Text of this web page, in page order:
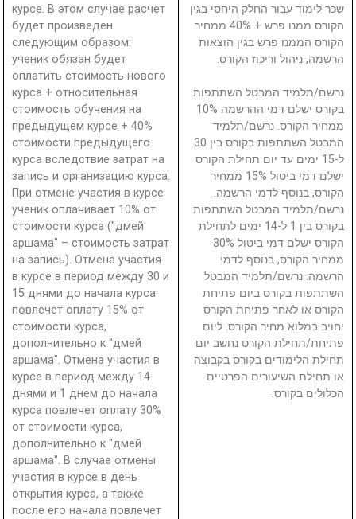
курсе. В этом случае расчет
будет произведен
следующим образом:
ученик обязан будет
оплатить стоимость нового
курса + относительная
стоимость обучения на
предыдущем курсе + 40%
стоимости предыдущего
курса вследствие затрат на
запись и организацию курса.
При отмене участия в курсе
ученик оплачивает 10% от
стоимости курса ("дмей
аршама" – стоимость затрат
на запись). Отмена участия
в курсе в период между 30 и
15 днями до начала курса
повлечет оплату 15% от
стоимости курса,
дополнительно к "дмей
аршама". Отмена участия в
курсе в период между 14
днями и 1 днем до начала
курса повлечет оплату 30%
от стоимости курса,
дополнительно к "дмей
аршама". В случае отмены
участия в курсе в день
открытия курса, а также
после его начала повлечет
שכר לימוד עבור החלק היחסי בגין
הקורס ממנו פרש + 40% ממחיר
הקורס הממנו פרש בגין הוצאות
הרשמה, ניהול וריכוז הקורס.
נרשם/תלמיד המבטל השתתפות
בקורס ישלם דמי ההרשמה 10%
ממחיר הקורס. נרשם/תלמיד
המבטל השתתפות בקורס בין 30
ל-15 ימים עד יום תחילת הקורס
ישלם דמי ביטול 15% ממחיר
הקורס, בנוסף לדמי הרשמה.
נרשם/תלמיד המבטל השתתפות
בקורס בין 1 ל-14 ימים לתחילת
הקורס ישלם דמי ביטול 30%
ממחיר הקורס, בנוסף לדמי
הרשמה. נרשם/תלמיד המבטל
השתתפות בקורס ביום פתיחת
הקורס או לאחר פתיחת הקורס
יחויב במלוא מחיר הקורס. ליום
פתיחת/תחילת הקורס נחשב יום
תחילת הלימודים בקורס בקבוצה
או תחילת השיעורים הפרטיים
הכלולים בקורס.